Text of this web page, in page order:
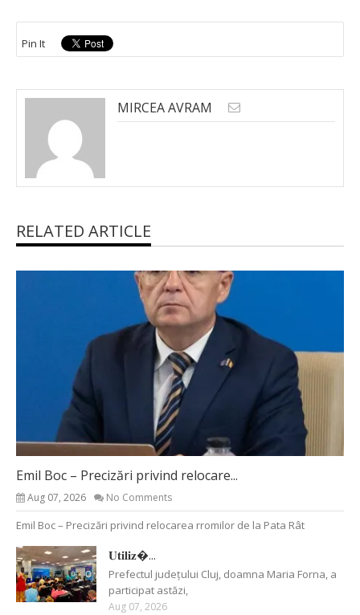
Pin It
MIRCEA AVRAM
RELATED ARTICLE
Emil Boc – Precizări privind relocare...
Aug 07, 2026 No Comments
Emil Boc – Precizări privind relocarea rromilor de la Pata Rât
𝐔𝐭𝐢𝐥𝐢𝐳�...
Prefectul județului Cluj, doamna Maria Forna, a
participat astăzi,
Aug 07, 2026